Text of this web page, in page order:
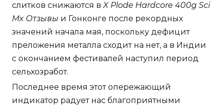
слитков снижаются вX Plode Hardcore 400g Sci
Mx Отзывы и Гонконге после рекордных
значений начала мая, поскольку дефицит
преложения металла сходит на нет, а в Индии
с окончанием фестивалей наступил период
сельхозработ.
Последнее время этот опережающий
индикатор радует нас благоприятными